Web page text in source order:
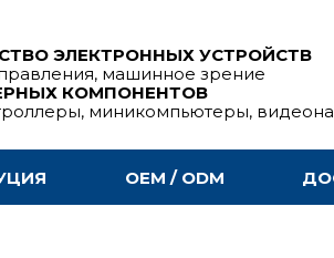
ЭЛЕКТРОННЫХ УСТРОЙСТВ
машинное зрение
КОМПОНЕНТОВ
миникомпьютеры,
OEM / ODM